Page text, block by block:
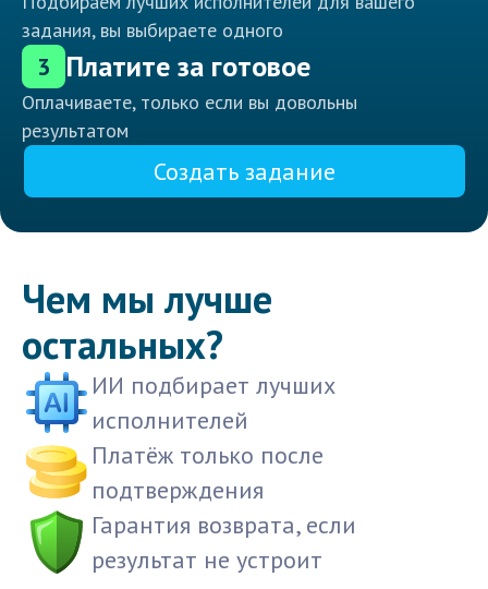
задания, вы выбираете одного
3 Платите за готовое
Оплачиваете, только если вы довольны
результатом
Создать задание
Чем мы лучше
остальных?
ИИ подбирает лучших
исполнителей
Платёж только после
подтверждения
Гарантия возврата, если
результат не устроит